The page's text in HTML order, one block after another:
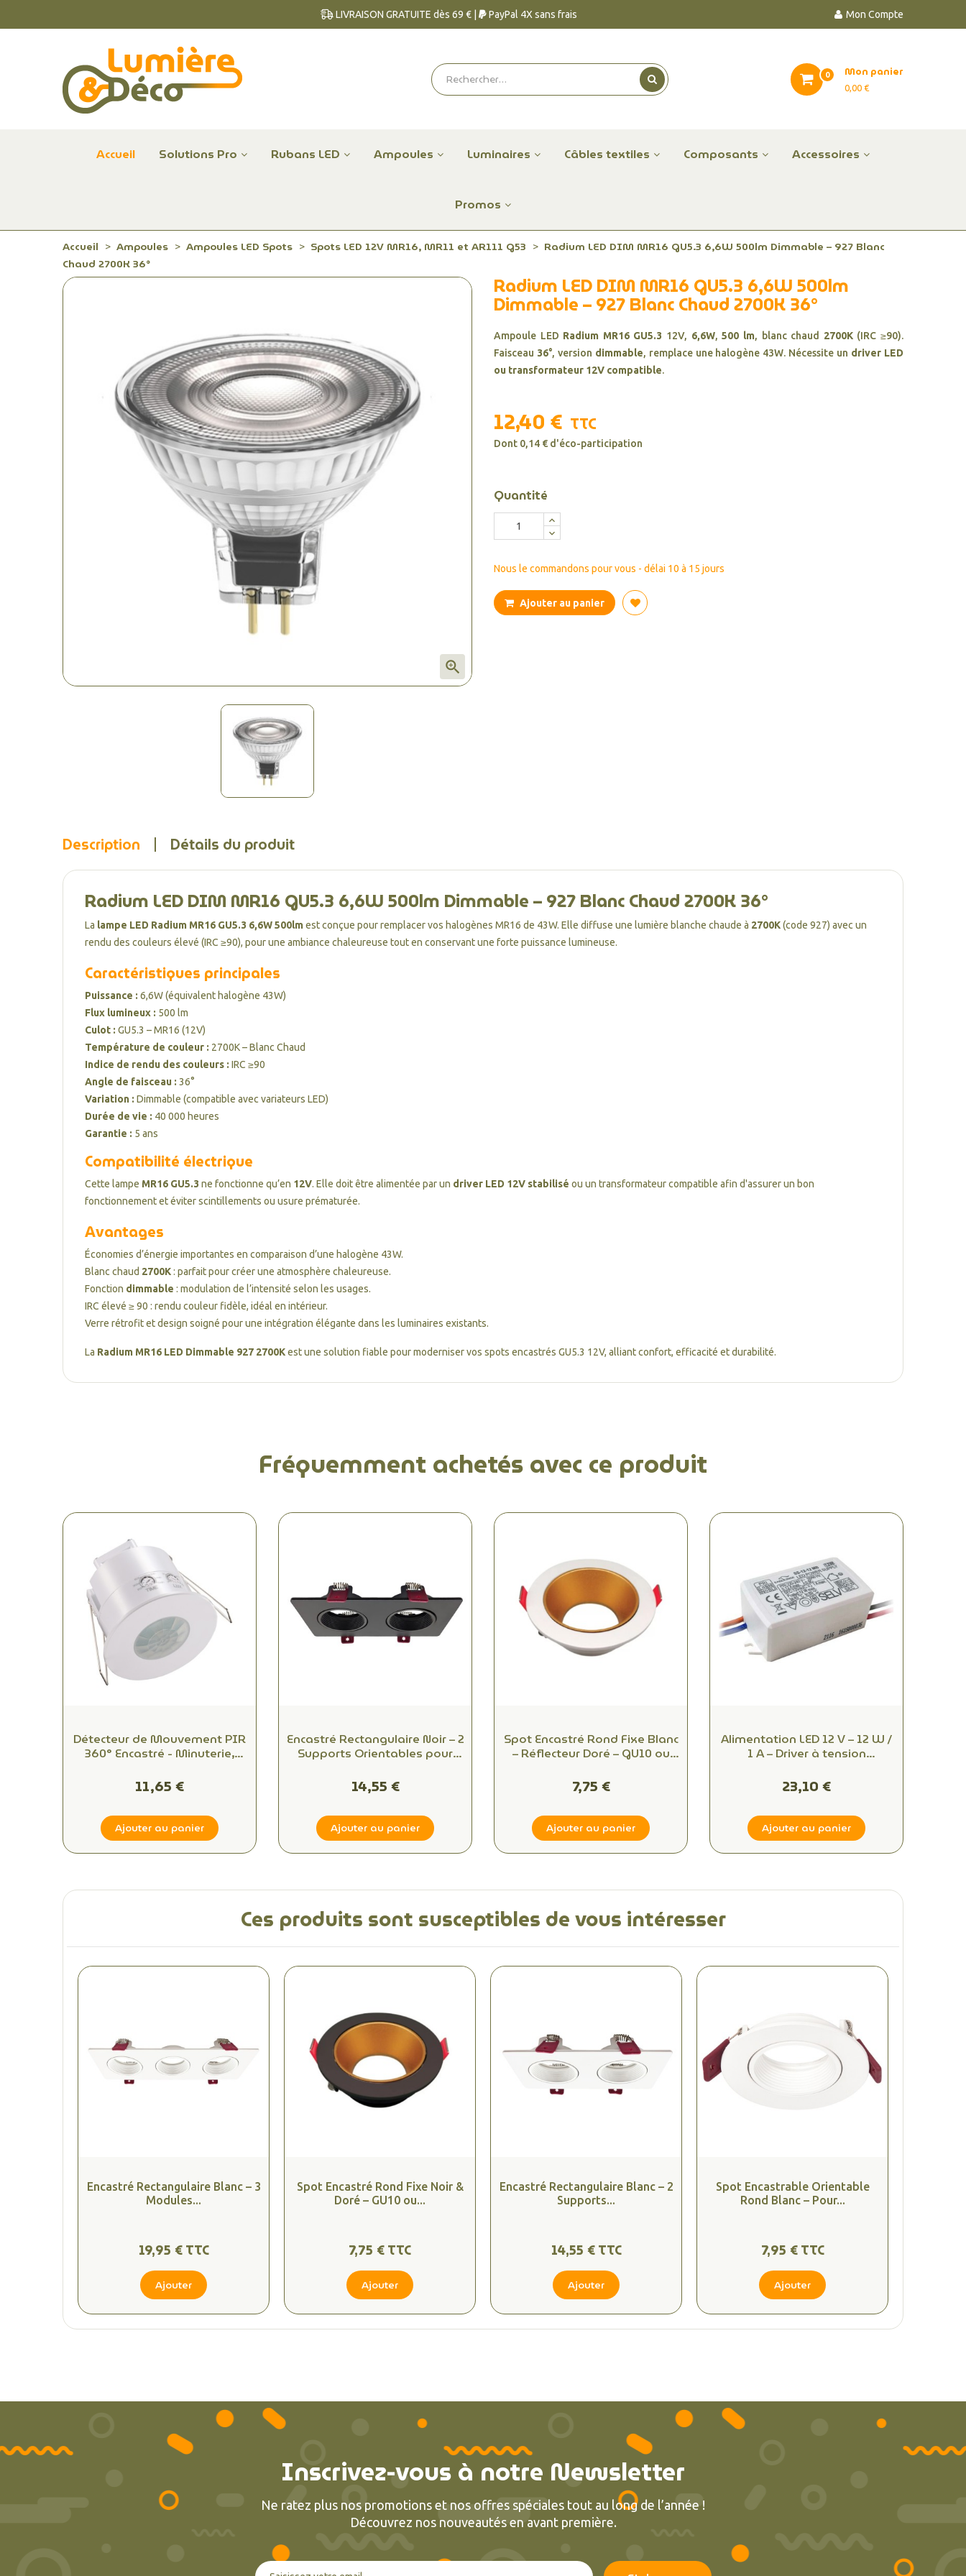
Mon Compte
LIVRAISON GRATUITE dès 69 € | PayPal 4X sans frais
Mon panier
0,00 €
0
Accueil Solutions Pro Rubans LED Ampoules Luminaires Câbles textiles Composants Accessoires
Promos
Accueil Ampoules Ampoules LED Spots Spots LED 12V MR16, MR11 et AR111 G53
Radium LED DIM MR16 GU5.3 6,6W 500lm Dimmable – 927 Blanc
Chaud 2700K 36°

Radium LED DIM MR16 GU5.3 6,6W 500lm
Dimmable – 927 Blanc Chaud 2700K 36°
Ampoule LED Radium MR16 GU5.3 12V, 6,6W,500 lm, blanc chaud 2700K(IRC ≥90).
Faisceau 36°, version dimmable, remplace une halogène 43W. Nécessite un driver LED
ou transformateur 12V compatible.
12,40 € TTC
Dont 0,14 € d'éco-participation
Quantité
Nous le commandons pour vous - délai 10 à 15 jours
Ajouter au panier
Description Détails du produit
Radium LED DIM MR16 GU5.3 6,6W 500lm Dimmable – 927 Blanc Chaud 2700K 36°
La lampe LED Radium MR16 GU5.3 6,6W 500lmest conçue pour remplacer vos halogènes MR16 de 43W. Elle diffuse une lumière blanche chaude à 2700K(code 927) avec un
rendu des couleurs élevé (IRC ≥90), pour une ambiance chaleureuse tout en conservant une forte puissance lumineuse.
Caractéristiques principales
Puissance : 6,6W (équivalent halogène 43W)
Flux lumineux : 500 lm
Culot : GU5.3 – MR16 (12V)
Température de couleur : 2700K – Blanc Chaud
Indice de rendu des couleurs : IRC ≥90
Angle de faisceau : 36°
Variation : Dimmable (compatible avec variateurs LED)
Durée de vie : 40 000 heures
Garantie : 5 ans
Compatibilité électrique
Cette lampe MR16 GU5.3 ne fonctionne qu’en 12V. Elle doit être alimentée par un driver LED 12V stabilisé ou un transformateur compatible afin d'assurer un bon
fonctionnement et éviter scintillements ou usure prématurée.
Avantages
Économies d’énergie importantes en comparaison d’une halogène 43W.
Blanc chaud 2700K: parfait pour créer une atmosphère chaleureuse.
Fonction dimmable : modulation de l’intensité selon les usages.
IRC élevé ≥ 90 : rendu couleur fidèle, idéal en intérieur.
Verre rétrofit et design soigné pour une intégration élégante dans les luminaires existants.
La Radium MR16 LED Dimmable 927 2700Kest une solution fiable pour moderniser vos spots encastrés GU5.3 12V, alliant confort, efficacité et durabilité.
Fréquemment achetés avec ce produit
Détecteur de Mouvement PIR
360° Encastré - Minuterie,
11,65 €
Ajouter au panier
Encastré Rectangulaire Noir – 2
Supports Orientables pour
MR16
14,55 €
Ajouter au panier
Spot Encastré Rond Fixe Blanc
– Réflecteur Doré – GU10 ou
7,75 €
Ajouter au panier
Alimentation LED 12 V – 12 W /
1 A – Driver à tension
23,10 €
Ajouter au panier
Ces produits sont susceptibles de vous intéresser
Encastré Rectangulaire Blanc – 3
Modules...
19,95 € TTC
Ajouter
Spot Encastré Rond Fixe Noir &
Doré – GU10 ou...
7,75 € TTC
Ajouter
Encastré Rectangulaire Blanc – 2
Supports...
14,55 € TTC
Ajouter
Spot Encastrable Orientable
Rond Blanc – Pour...
7,95 € TTC
Ajouter
Inscrivez-vous à notre Newsletter
Ne ratez plus nos promotions et nos offres spéciales tout au long de l’année !
Découvrez nos nouveautés en avant première.